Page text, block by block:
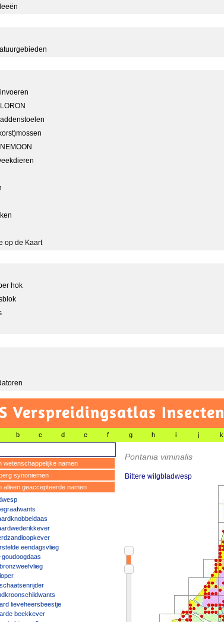
op de Kaart
hok
Verspreidingsatlas Insecten
b c d e f g h i j k
wetenschappelijke namen
synoniemen
alleen geaccepteerde namen
eendagsvlieg
goudoogdaas
lieveheersbeestje
beekkever
Pontania viminalis
Bittere wilgbladwesp